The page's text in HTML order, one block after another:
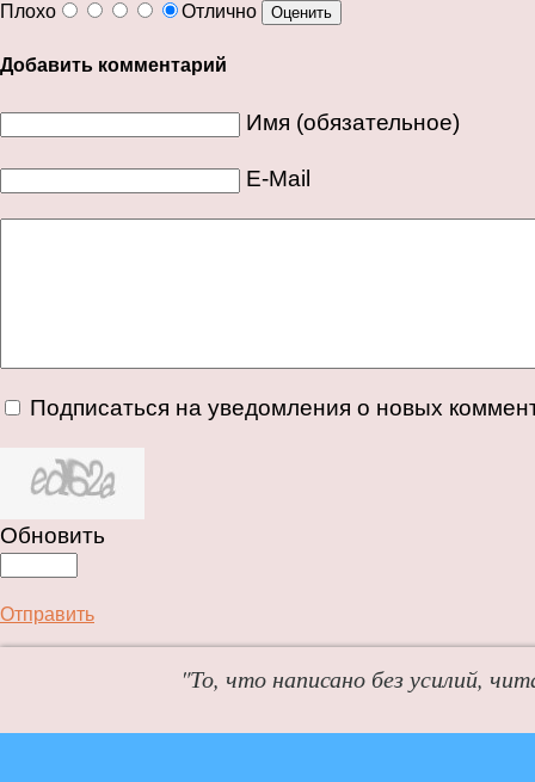
Плохо
Отлично
Добавить комментарий
Имя (обязательное)
E-Mail
Подписаться на уведомления о новых
Обновить
Отправить
"То, что написано без усилий,